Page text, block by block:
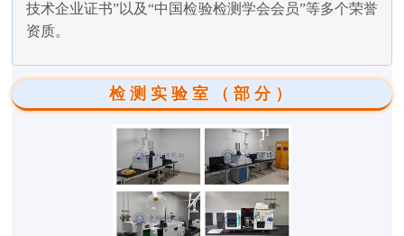
技术企业证书”以及“中国检验检测学会会员”等多个荣誉
资质。
检测实验室（部分）